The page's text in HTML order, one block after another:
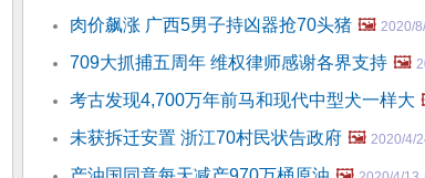
肉价飙涨 广西5男子持凶器抢70头猪 🖼️ 2020/
709大抓捕五周年 维权律师感谢各界支持 🖼️
考古发现4,700万年前马和现代中型犬一样大
未获拆迁安置 浙江70村民状告政府 🖼️ 2020/4/